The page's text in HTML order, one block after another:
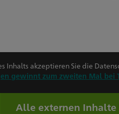
Inhalts akzeptieren Sie die
gewinnt zum zweiten Mal bei
Alle externen Inhalte